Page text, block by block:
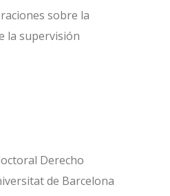
sobre la
la supervisión
Derecho
de Barcelona